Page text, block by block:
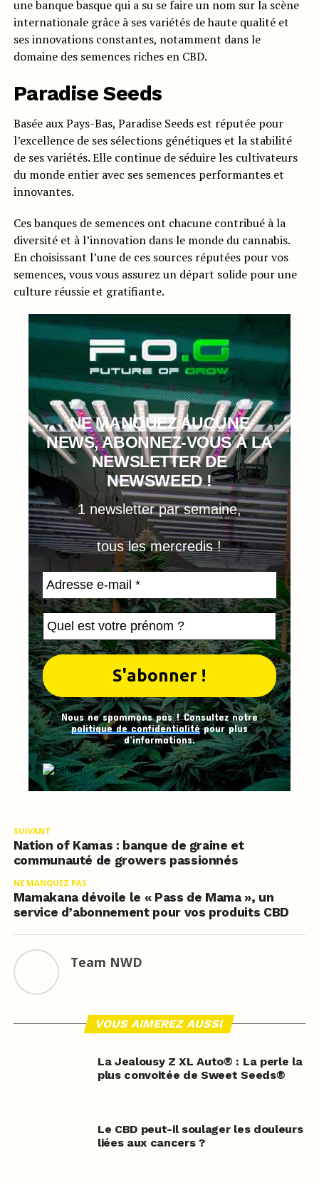
une banque basque qui a su se faire un nom sur la scène
internationale grâce à ses variétés de haute qualité et
ses innovations constantes, notamment dans le
domaine des semences riches en CBD.
Paradise Seeds
Basée aux Pays-Bas, Paradise Seeds est réputée pour
l’excellence de ses sélections génétiques et la stabilité
de ses variétés. Elle continue de séduire les cultivateurs
du monde entier avec ses semences performantes et
innovantes.
Ces banques de semences ont chacune contribué à la
diversité et à l’innovation dans le monde du cannabis.
En choisissant l’une de ces sources réputées pour vos
semences, vous vous assurez un départ solide pour une
culture réussie et gratifiante.
NE MANQUEZ AUCUNE
NEWS, ABONNEZ-VOUS À LA
NEWSLETTER DE
NEWSWEED !
1 newsletter par semaine,
tous les mercredis !
Nous ne spammons pas ! Consultez notre
politique de confidentialitépour plus
d’informations.
SUIVANT
Nation of Kamas : banque de graine et
communauté de growers passionnés
NE MANQUEZ PAS
Mamakana dévoile le « Pass de Mama », un
service d’abonnement pour vos produits CBD
Team NWD
VOUS AIMEREZ AUSSI
La Jealousy Z XL Auto® : La perle la
plus convoitée de Sweet Seeds®
Le CBD peut-il soulager les douleurs
liées aux cancers ?